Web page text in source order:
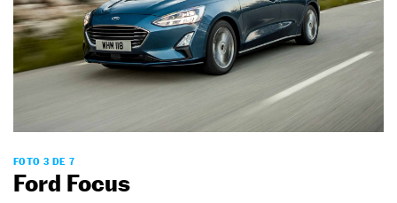
FOTO 3 DE 7
Ford Focus